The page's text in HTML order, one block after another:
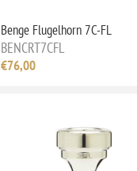
Benge Flugelhorn 7C-FL
BENCRT7CFL
€76,00